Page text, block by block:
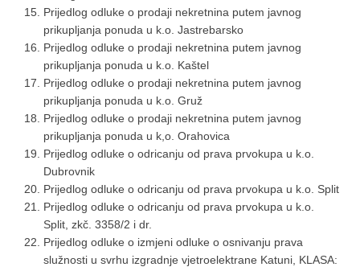
Prijedlog odluke o prodaji nekretnina putem javnog
prikupljanja ponuda u k.o. Jastrebarsko
Prijedlog odluke o prodaji nekretnina putem javnog
prikupljanja ponuda u k.o. Kaštel
Prijedlog odluke o prodaji nekretnina putem javnog
prikupljanja ponuda u k.o. Gruž
Prijedlog odluke o prodaji nekretnina putem javnog
prikupljanja ponuda u k,o. Orahovica
Prijedlog odluke o odricanju od prava prvokupa u k.o.
Dubrovnik
Prijedlog odluke o odricanju od prava prvokupa u k.o. Split
Prijedlog odluke o odricanju od prava prvokupa u k.o.
Split, zkč. 3358/2 i dr.
Prijedlog odluke o izmjeni odluke o osnivanju prava
služnosti u svrhu izgradnje vjetroelektrane Katuni, KLASA: